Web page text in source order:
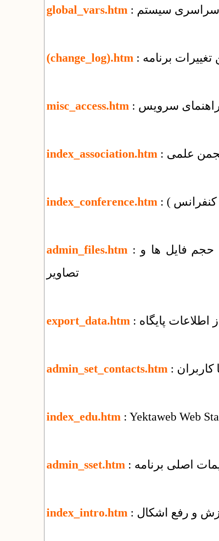
global_vars.htm سراسری سیستم
(change_log).htm برنامه
misc_access.htm
index_association.htm علمی
index_conference.htm کنفرانس )
admin_files.htm : راهنمای مدیریت پوشه‌ها و فایل‌ها + کاهش حجم فایل ها و
تصاویر
export_data.htm پایگاه
admin_set_contacts.htm کاربران
index_edu.htm : Yektaweb Web
admin_sset.htm اصلی برنامه
index_intro.htm و رفع اشکال